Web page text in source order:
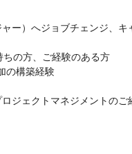
ー）へジョブチェンジ、
ちの方、ご経験のある方
の構築経験
ジェクトマネジメントのご